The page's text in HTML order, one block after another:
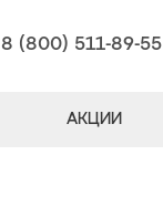
8 (800) 511-89-55
АКЦИИ